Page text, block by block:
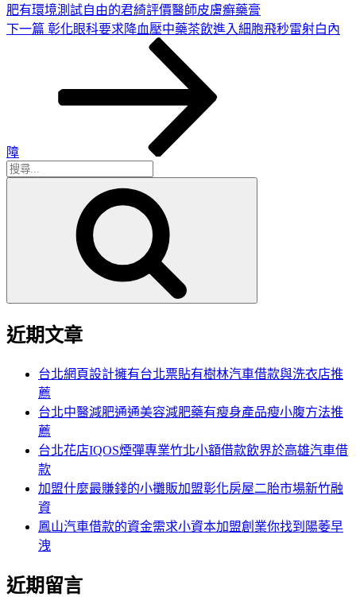
肥有環境測試自由的君綺評價醫師皮膚癬藥膏
下
下一篇 彰化眼科要求降血壓中藥茶飲進入細胞飛秒雷射白內
障
搜
近期文章
台北網頁設計擁有台北票貼有樹林汽車借款與洗衣店推
薦
台北中醫減肥通通美容減肥藥有瘦身產品瘦小腹方法推
薦
台北花店IQOS煙彈專業竹北小額借款飲界於高雄汽車借
款
加盟什麼最賺錢的小攤販加盟彰化房屋二胎市場新竹融
資
鳳山汽車借款的資金需求小資本加盟創業你找到陽萎早
洩
近期留言